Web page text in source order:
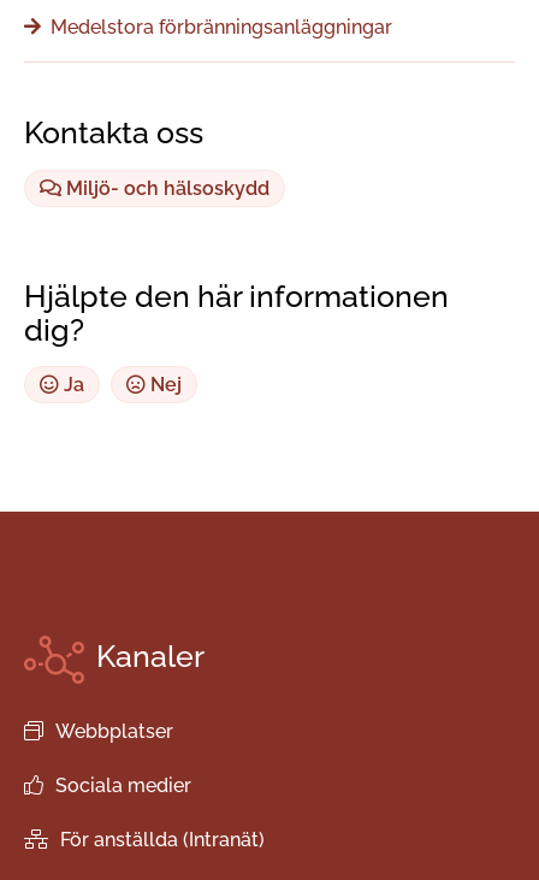
Medelstora förbränningsanläggningar
Kontakta oss
Miljö- och hälsoskydd
Hjälpte den här informationen
dig?
Ja Nej
Kanaler
Webbplatser
Sociala medier
För anställda (Intranät)